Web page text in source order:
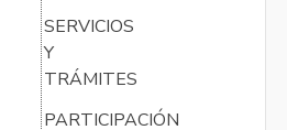
SERVICIOS
Y
TRÁMITES
PARTICIPACIÓN